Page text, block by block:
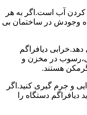
کردن آب است.اگر به هر
وجودش در ساختمان بی
دیافراگم
در مخزن و
هستند.
و جرم گیری کنید.اگر
دستگاه را